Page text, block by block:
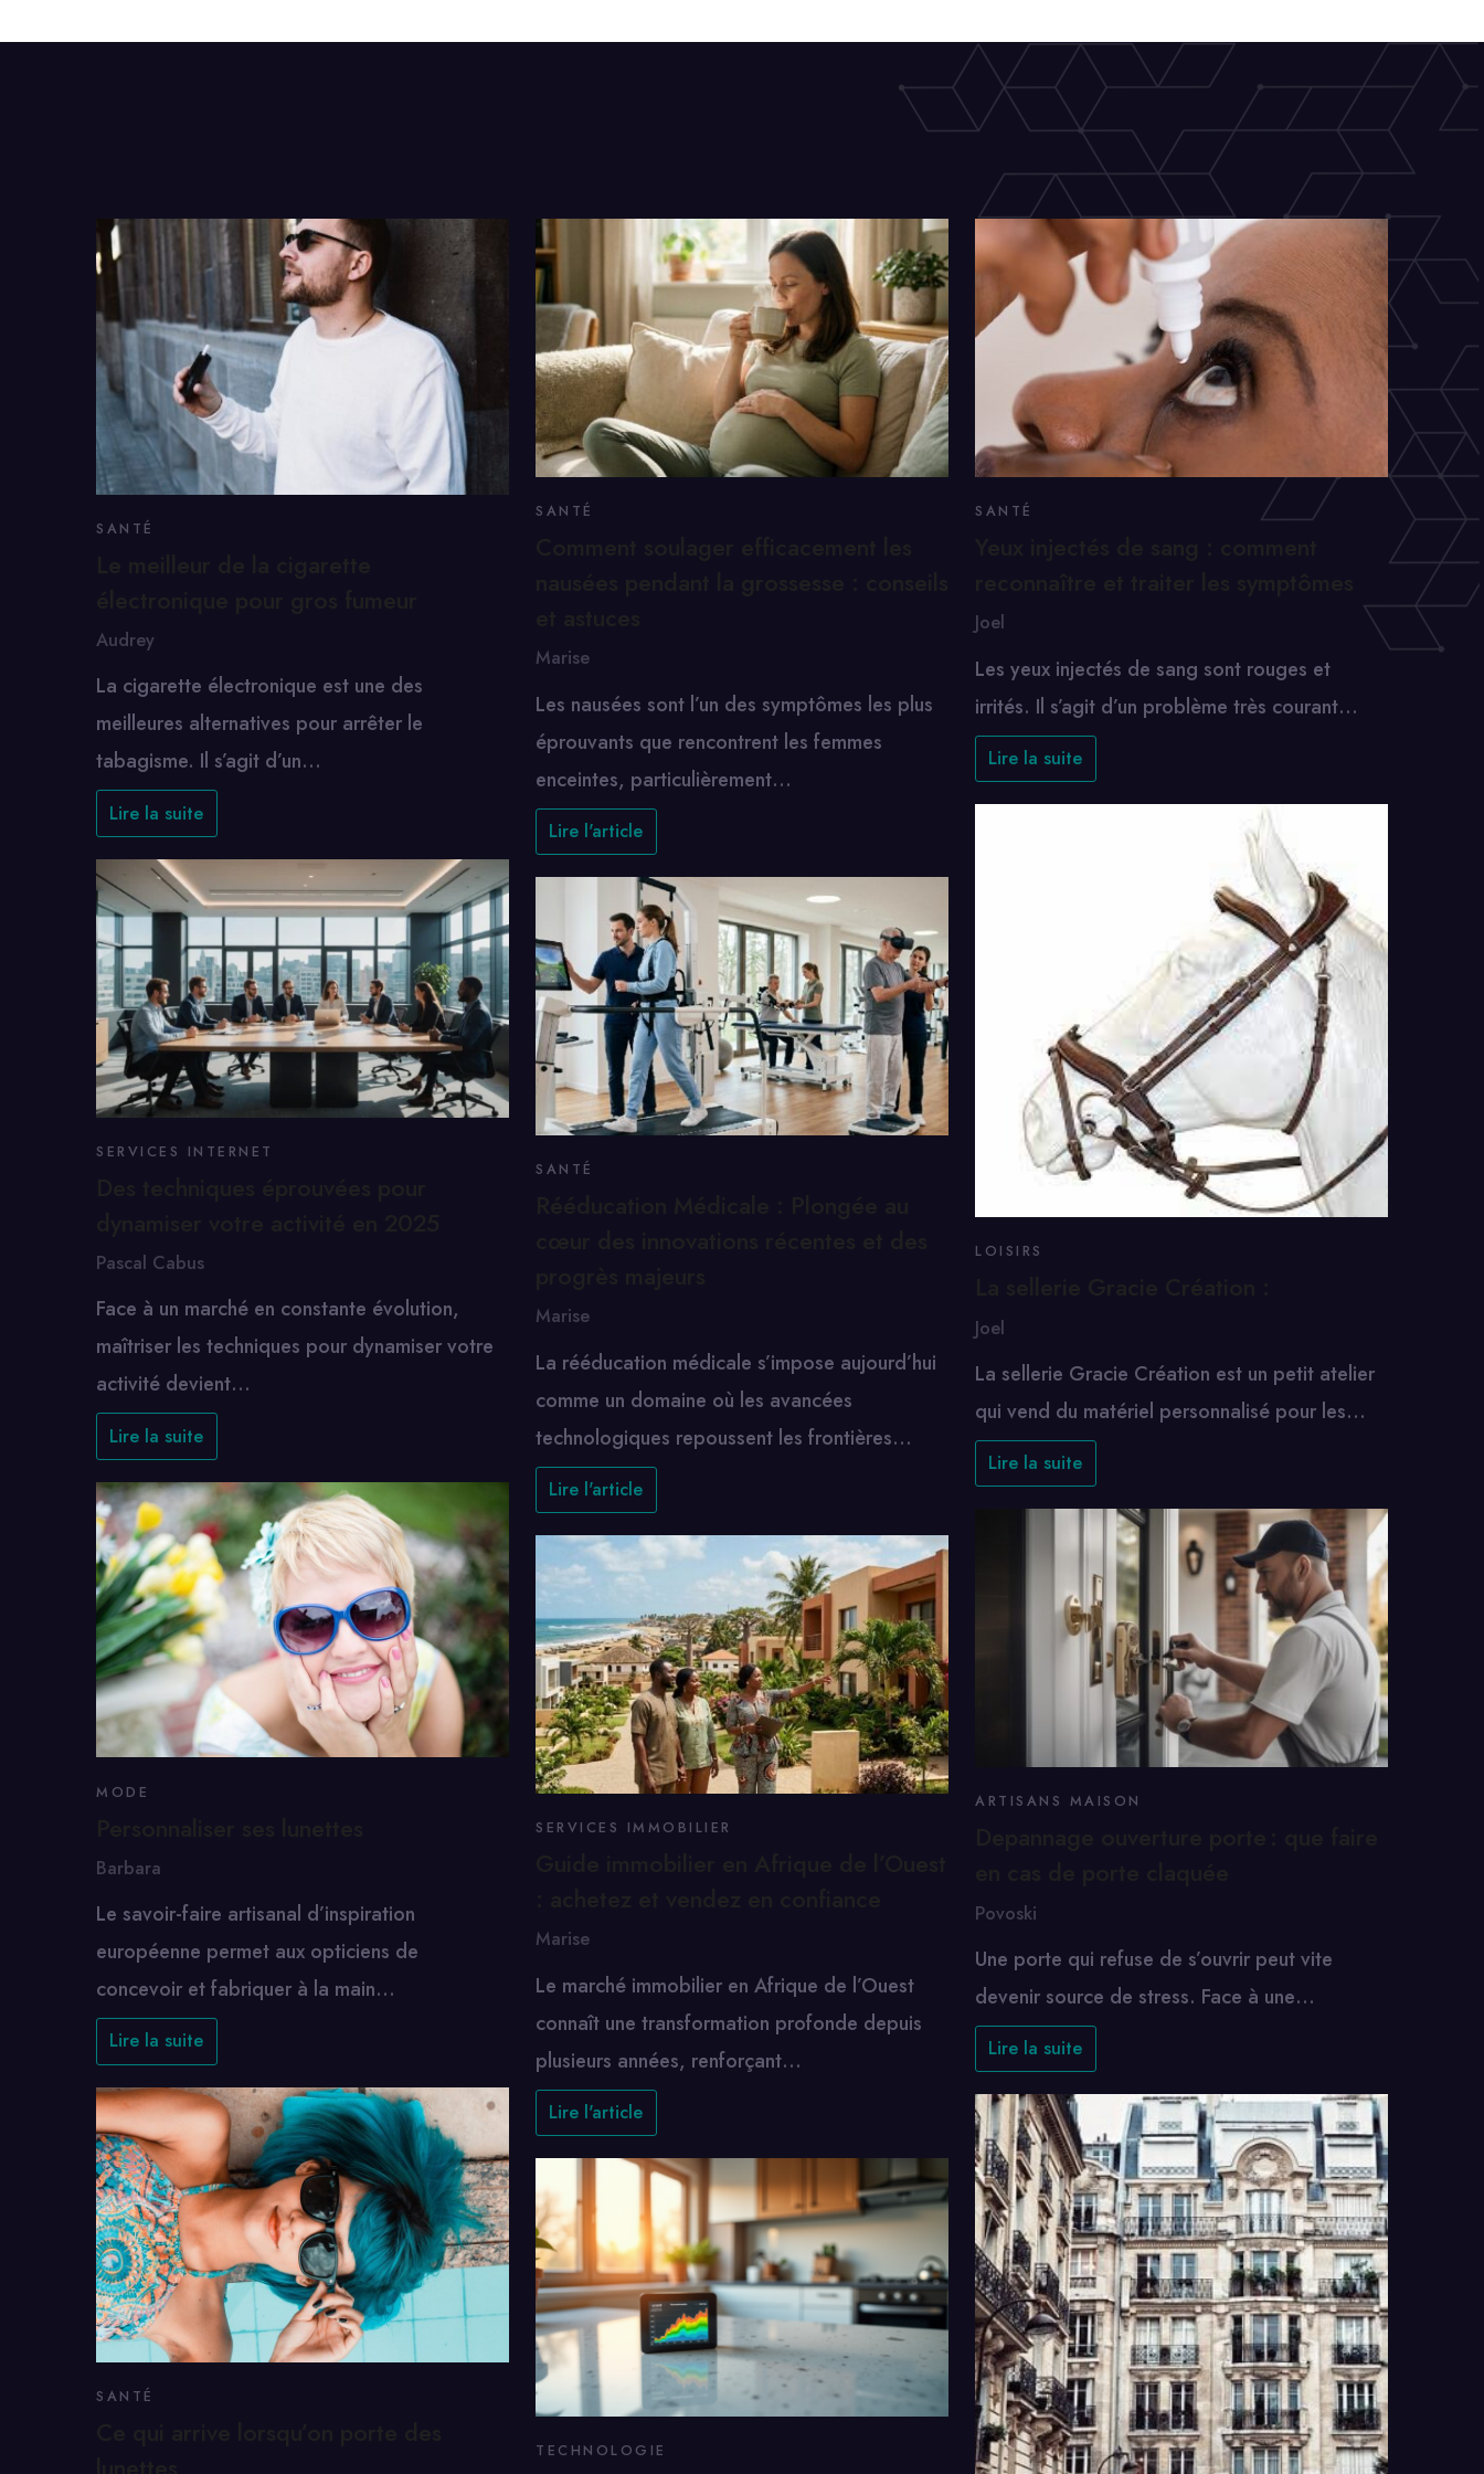
SANTÉ
Audrey
La cigarette électronique est une des
meilleures alternatives pour arrêter le
tabagisme. Il s’agit d’un…
Lire la suite
SERVICES INTERNET
Pascal Cabus
Face à un marché en constante évolution,
maîtriser les techniques pour dynamiser votre
activité devient…
Lire la suite
MODE
Barbara
Le savoir-faire artisanal d’inspiration
européenne permet aux opticiens de
concevoir et fabriquer à la main…
Lire la suite
SANTÉ
SANTÉ
Marise
Les nausées sont l’un des symptômes les plus
éprouvants que rencontrent les femmes
enceintes, particulièrement…
Lire l'article
SANTÉ
Marise
La rééducation médicale s’impose aujourd’hui
comme un domaine où les avancées
technologiques repoussent les frontières…
Lire l'article
SERVICES IMMOBILIER
Marise
Le marché immobilier en Afrique de l’Ouest
connaît une transformation profonde depuis
plusieurs années, renforçant…
Lire l'article
TECHNOLOGIE
SANTÉ
Joel
Les yeux injectés de sang sont rouges et
irrités. Il s’agit d’un problème très courant…
Lire la suite
LOISIRS
Joel
La sellerie Gracie Création est un petit atelier
qui vend du matériel personnalisé pour les…
Lire la suite
ARTISANS MAISON
Povoski
Une porte qui refuse de s’ouvrir peut vite
devenir source de stress. Face à une…
Lire la suite